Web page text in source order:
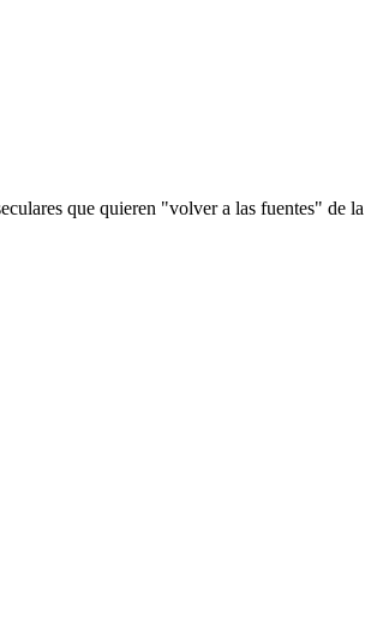
que quieren "volver a las fuentes" de la